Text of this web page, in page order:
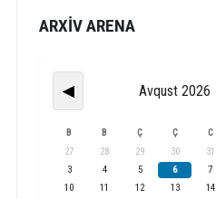
ARXİV ARENA
◀ Avqust 2026
B B Ç Ç C
27 28 29 30 31
3
4 5 6 7
10
11 12 13 14